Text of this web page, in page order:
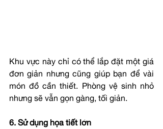
Khu vực này chỉ có thể lắp đặt một giá
đơn giản nhưng cũng giúp bạn để vài
món đồ cần thiết. Phòng vệ sinh nhỏ
nhưng sẽ vẫn gọn gàng, tối giản.
6. Sử dụng họa tiết lớn